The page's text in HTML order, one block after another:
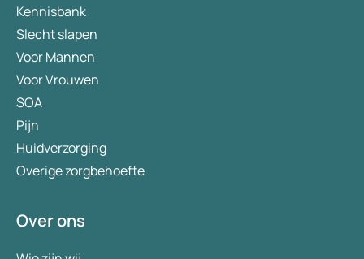
Kennisbank
Slecht slapen
Voor Mannen
Voor Vrouwen
SOA
Pijn
Huidverzorging
Overige zorgbehoefte
Over ons